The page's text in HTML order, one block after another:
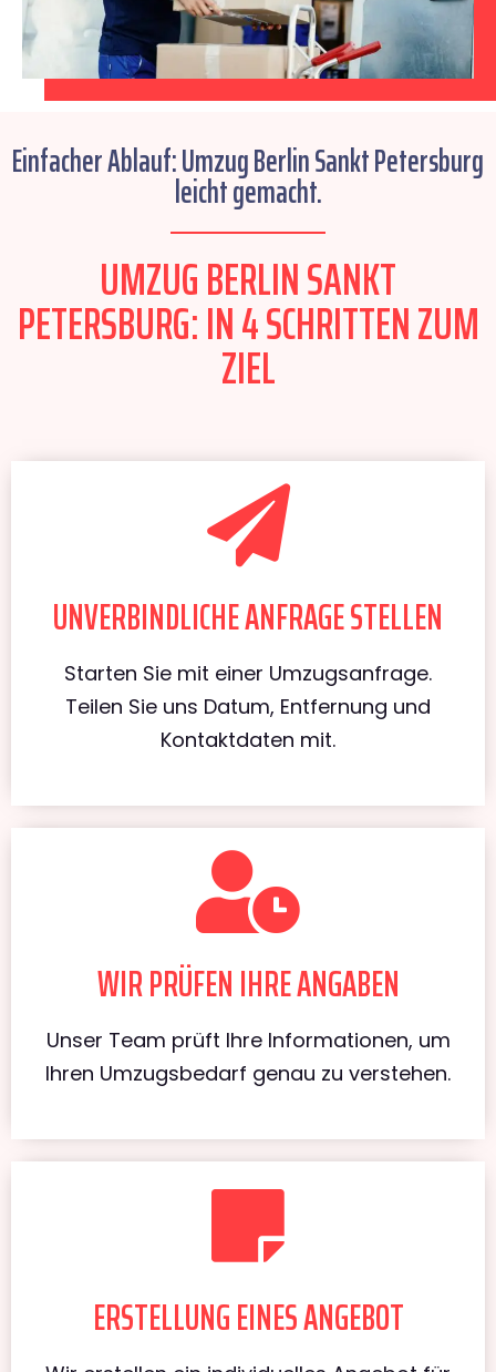
Einfacher Ablauf: Umzug Berlin Sankt Petersburg
leicht gemacht.
UMZUG BERLIN SANKT
PETERSBURG: IN 4 SCHRITTEN ZUM
ZIEL
UNVERBINDLICHE ANFRAGE STELLEN
Starten Sie mit einer Umzugsanfrage.
Teilen Sie uns Datum, Entfernung und
Kontaktdaten mit.
WIR PRÜFEN IHRE ANGABEN
Unser Team prüft Ihre Informationen, um
Ihren Umzugsbedarf genau zu verstehen.
ERSTELLUNG EINES ANGEBOT